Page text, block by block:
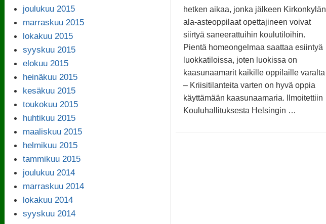
hetken aikaa, jonka jälkeen Kirkonkylän
ala-asteoppilaat opettajineen voivat
siirtyä saneerattuihin koulutiloihin.
Pientä homeongelmaa saattaa esiintyä
luokkatiloissa, joten luokissa on
kaasunaamarit kaikille oppilaille varalta
– Kriisitilanteita varten on hyvä oppia
käyttämään kaasunaamaria. Ilmoitettiin
Kouluhallituksesta Helsingin …
joulukuu 2015
marraskuu 2015
lokakuu 2015
syyskuu 2015
elokuu 2015
heinäkuu 2015
kesäkuu 2015
toukokuu 2015
huhtikuu 2015
maaliskuu 2015
helmikuu 2015
tammikuu 2015
joulukuu 2014
marraskuu 2014
lokakuu 2014
syyskuu 2014